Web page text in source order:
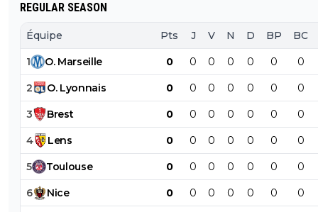
REGULAR SEASON
Équipe Pts J V N D BP BC
1 O. Marseille 0 0 0 0 0 0 0
2 O. Lyonnais 0 0 0 0 0 0 0
3 Brest 0 0 0 0 0 0 0
4 Lens 0 0 0 0 0 0 0
5 Toulouse 0 0 0 0 0 0 0
6 Nice 0 0 0 0 0 0 0